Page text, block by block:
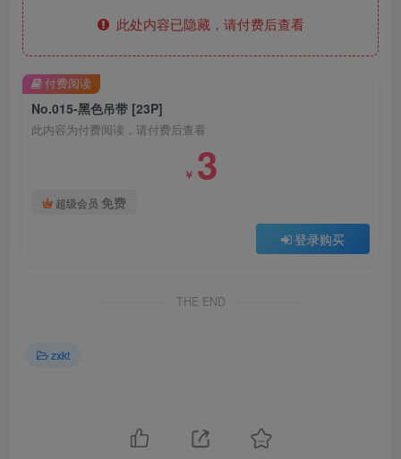
此处内容已隐藏，请付费后查看
No.015-黑色吊带 [23P]
此内容为付费阅读，请付费后查看
￥ 3
超级会员 免费
登录购买
付费阅读
THE END
zxkt